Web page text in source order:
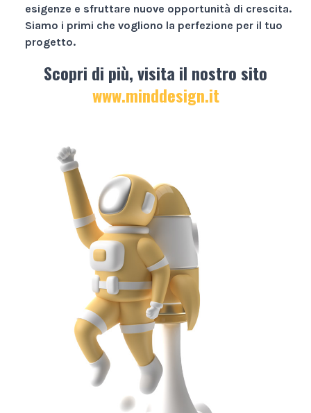
esigenze e sfruttare nuove opportunità di crescita.
Siamo i primi che vogliono la perfezione per il tuo
progetto.
Scopri di più, visita il nostro sito
www.minddesign.it